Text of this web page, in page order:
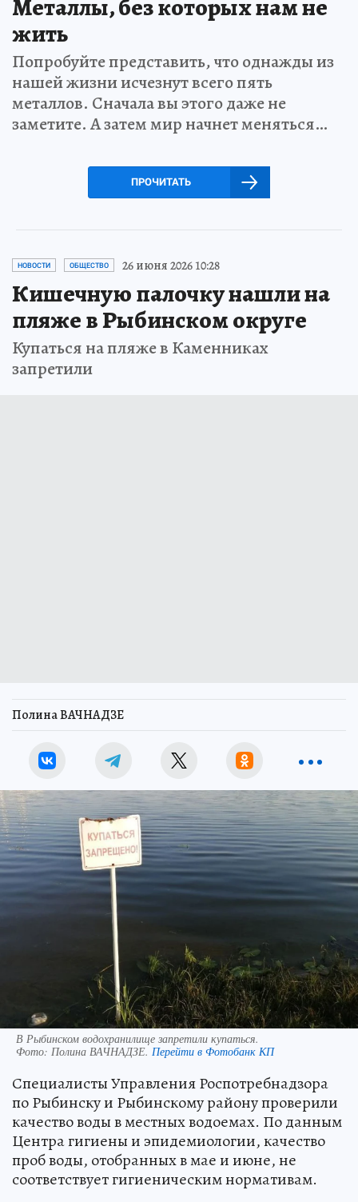
Металлы, без которых нам не
жить
Попробуйте представить, что однажды из
нашей жизни исчезнут всего пять
металлов. Сначала вы этого даже не
заметите. А затем мир начнет меняться…
ПРОЧИТАТЬ
НОВОСТИ ОБЩЕСТВО 26 июня 2026 10:28
Кишечную палочку нашли на
пляже в Рыбинском округе
Купаться на пляже в Каменниках
запретили
Полина ВАЧНАДЗЕ
В Рыбинском водохранилище запретили купаться.
Фото: Полина ВАЧНАДЗЕ. Перейти в Фотобанк КП
Специалисты Управления Роспотребнадзора
по Рыбинску и Рыбинскому району проверили
качество воды в местных водоемах. По данным
Центра гигиены и эпидемиологии, качество
проб воды, отобранных в мае и июне, не
соответствует гигиеническим нормативам.